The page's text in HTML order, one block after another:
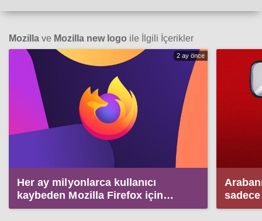
Mozilla ve Mozilla new logo ile İlgili İçerikler
2 ay önce
Her ay milyonlarca kullanıcı
kaybeden Mozilla Firefox için
önemli değişimler kapıda